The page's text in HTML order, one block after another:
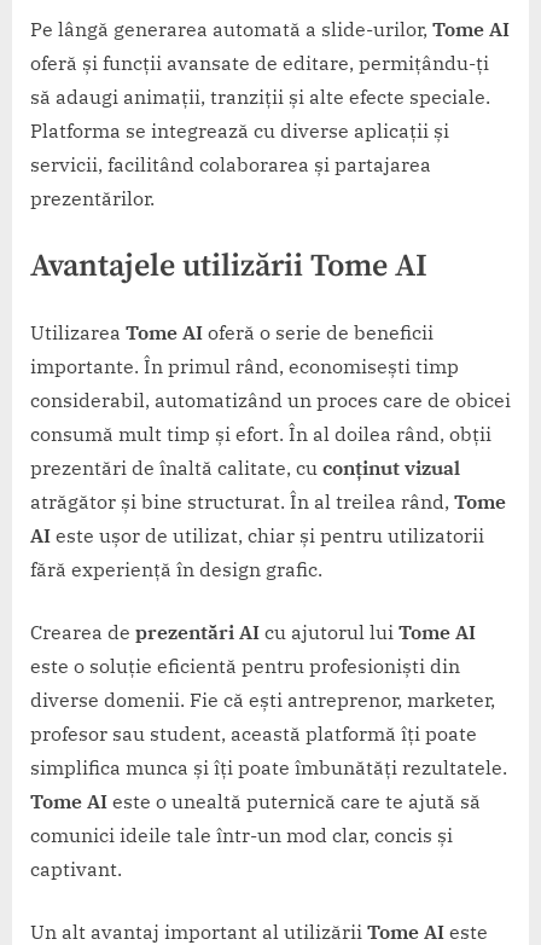
Pe lângă generarea automată a slide-urilor, Tome AI
oferă și funcții avansate de editare, permițându-ți
să adaugi animații, tranziții și alte efecte speciale.
Platforma se integrează cu diverse aplicații și
servicii, facilitând colaborarea și partajarea
prezentărilor.
Avantajele utilizării Tome AI
Utilizarea Tome AI oferă o serie de beneficii
importante. În primul rând, economisești timp
considerabil, automatizând un proces care de obicei
consumă mult timp și efort. În al doilea rând, obții
prezentări de înaltă calitate, cu conținut vizual
atrăgător și bine structurat. În al treilea rând, Tome
AI este ușor de utilizat, chiar și pentru utilizatorii
fără experiență în design grafic.
Crearea de prezentări AI cu ajutorul lui Tome AI
este o soluție eficientă pentru profesioniști din
diverse domenii. Fie că ești antreprenor, marketer,
profesor sau student, această platformă îți poate
simplifica munca și îți poate îmbunătăți rezultatele.
Tome AI este o unealtă puternică care te ajută să
comunici ideile tale într-un mod clar, concis și
captivant.
Un alt avantaj important al utilizării Tome AI este